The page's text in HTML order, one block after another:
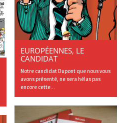
EUROPÉENNES, LE
CANDIDAT
Notre candidat Dupont que nous vous
avons présenté, ne sera hélas pas
encore cette...